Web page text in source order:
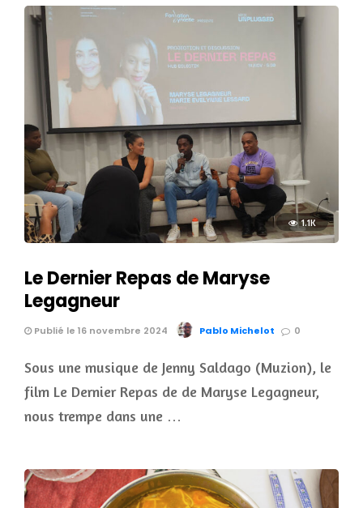
1.1K
Le Dernier Repas de Maryse
Legagneur
Publié le 16 novembre 2024 Pablo Michelot 0
Sous une musique de Jenny Saldago (Muzion), le
film Le Dernier Repas de de Maryse Legagneur,
nous trempe dans une …